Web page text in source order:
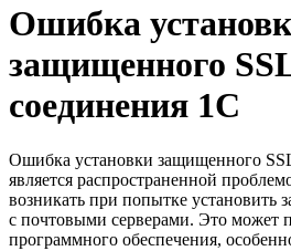
Ошибка
защищенного
соединения 1С
Ошибка установки защищенного
является распространенной
возникать при попытке
с почтовыми серверами. Это может
программного обеспечения,